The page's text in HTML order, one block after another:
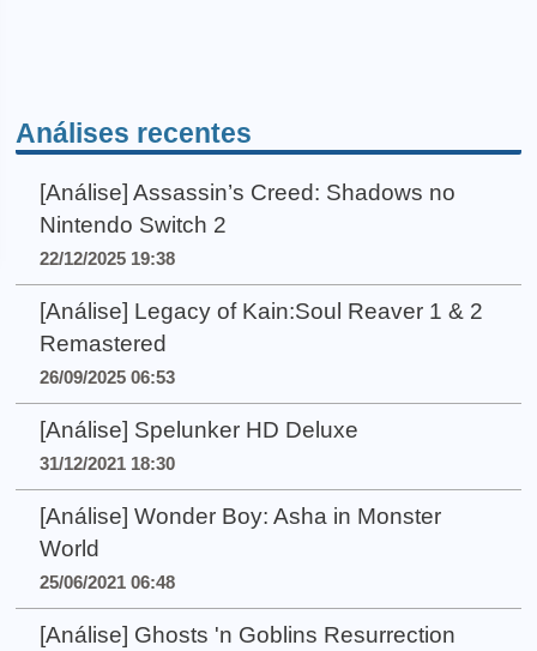
Análises recentes
[Análise] Assassin’s Creed: Shadows no
Nintendo Switch 2
22/12/2025 19:38
[Análise] Legacy of Kain:Soul Reaver 1 & 2
Remastered
26/09/2025 06:53
[Análise] Spelunker HD Deluxe
31/12/2021 18:30
[Análise] Wonder Boy: Asha in Monster
World
25/06/2021 06:48
[Análise] Ghosts 'n Goblins Resurrection